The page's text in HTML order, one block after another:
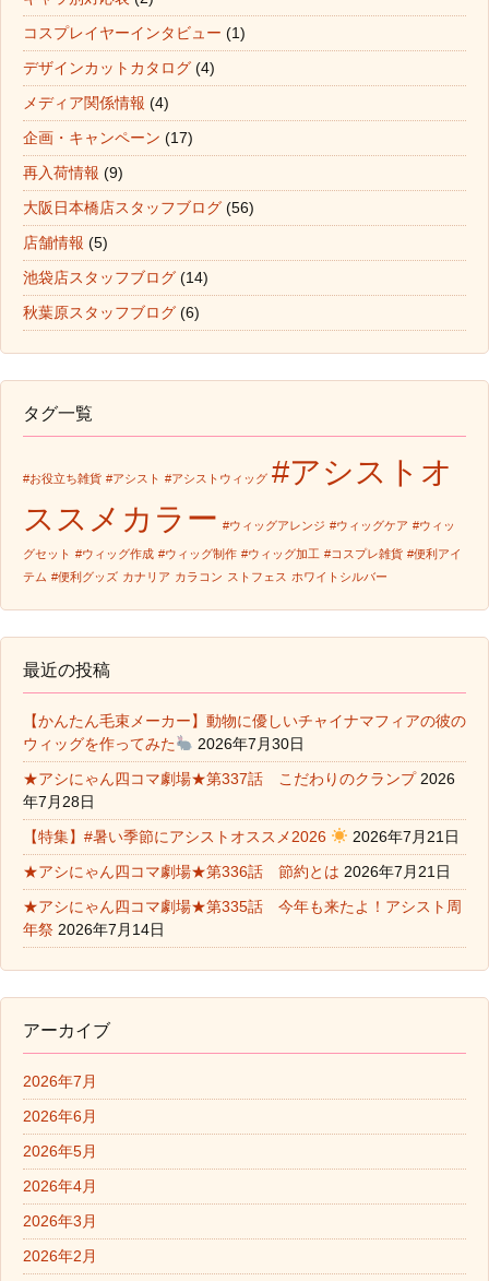
コスプレイヤーインタビュー (1)
デザインカットカタログ (4)
メディア関係情報 (4)
企画・キャンペーン (17)
再入荷情報 (9)
大阪日本橋店スタッフブログ (56)
店舗情報 (5)
池袋店スタッフブログ (14)
秋葉原スタッフブログ (6)
タグ一覧
#お役立ち雑貨 #アシスト #アシストウィッグ #アシストオ
ススメカラー #ウィッグアレンジ #ウィッグケア #ウィッ
グセット #ウィッグ作成 #ウィッグ制作 #ウィッグ加工 #コスプレ雑貨 #便利アイ
テム #便利グッズ カナリア カラコン ストフェス ホワイトシルバー
最近の投稿
【かんたん毛束メーカー】動物に優しいチャイナマフィアの彼の
ウィッグを作ってみた
2026年7月30日
★アシにゃん四コマ劇場★第337話 こだわりのクランプ 2026
年7月28日
【特集】#暑い季節にアシストオススメ2026
2026年7月21日
★アシにゃん四コマ劇場★第336話 節約とは 2026年7月21日
★アシにゃん四コマ劇場★第335話 今年も来たよ！アシスト周
年祭 2026年7月14日
アーカイブ
2026年7月
2026年6月
2026年5月
2026年4月
2026年3月
2026年2月